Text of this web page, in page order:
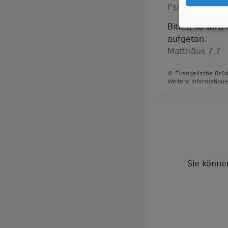
Psalm 25,5
Bittet, so wird
aufgetan.
Matthäus 7,7
© Evangelische
Weitere
Sie